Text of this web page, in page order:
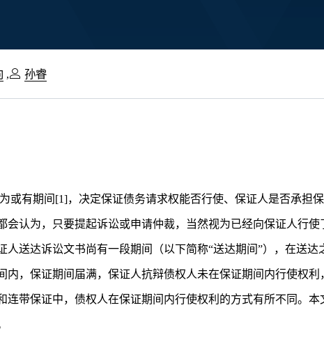
, 孙睿
或有期间[1]，决定保证债务请求权能否行使、保证人是否承担
会认为，只要提起诉讼或申请仲裁，当然视为已经向保证人行
人送达诉讼文书尚有一段期间（以下简称“送达期间”），在送
内，保证期间届满，保证人抗辩债权人未在保证期间内行使权
连带保证中，债权人在保证期间内行使权利的方式有所不同。